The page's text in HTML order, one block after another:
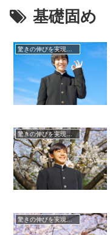
基礎固め
驚きの伸びを実現｜先輩列伝
驚きの伸びを実現｜先輩列伝